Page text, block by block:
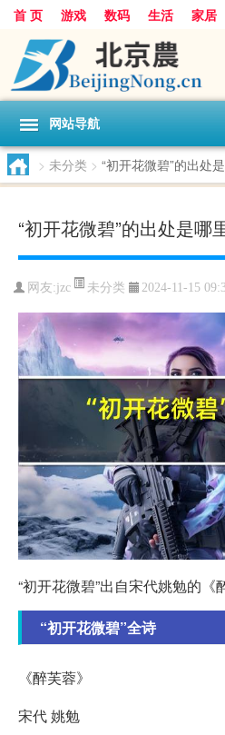
首 页 游戏 数码 生活 家居
互联网
手机 购物
网站导航
> 未分类 > “初开花微碧”的出处
“初开花微碧”的出处是哪
网友:jzc 未分类 2024-11-15
“初开花微碧”出自宋代姚勉的《
“初开花微碧”全诗
《醉芙蓉》
宋代 姚勉